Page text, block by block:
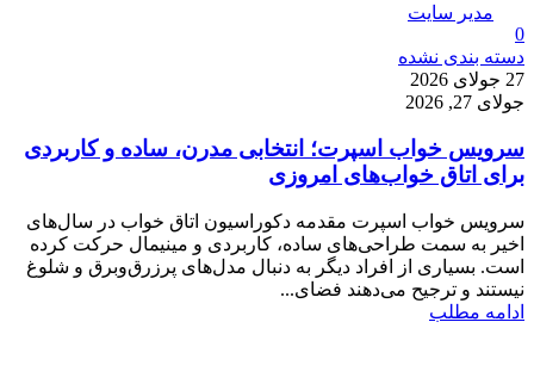
مدیر سایت
0
دسته بندی نشده
27 جولای 2026
جولای 27, 2026
سرویس خواب اسپرت؛ انتخابی مدرن، ساده و کاربردی
برای اتاق خواب‌های امروزی
سرویس خواب اسپرت مقدمه دکوراسیون اتاق خواب در سال‌های
اخیر به سمت طراحی‌های ساده، کاربردی و مینیمال حرکت کرده
است. بسیاری از افراد دیگر به دنبال مدل‌های پرزرق‌وبرق و شلوغ
نیستند و ترجیح می‌دهند فضای...
ادامه مطلب